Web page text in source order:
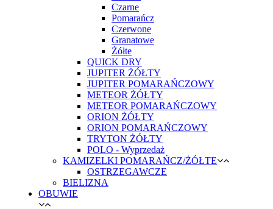
Czarne
Pomarańcz
Czerwone
Granatowe
Żółte
QUICK DRY
JUPITER ŻÓŁTY
JUPITER POMARAŃCZOWY
METEOR ŻÓŁTY
METEOR POMARAŃCZOWY
ORION ŻÓŁTY
ORION POMARAŃCZOWY
TRYTON ŻÓŁTY
POLO - Wyprzedaż
KAMIZELKI POMARAŃCZ/ŻÓŁTE
OSTRZEGAWCZE
BIELIZNA
OBUWIE